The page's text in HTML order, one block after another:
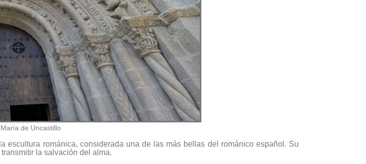
de Uncastillo
románica, considerada una de las más bellas del románico español. Su
la salvación del alma.